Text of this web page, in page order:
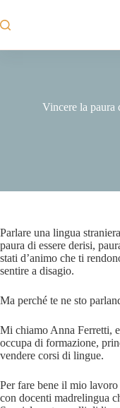
al
contenuto
Vincere la paura
Parlare una lingua
paura di essere derisi,
stati d’animo che ti
sentire a disagio.
Ma perché te ne sto
Mi chiamo Anna Ferretti,
occupa di formazione,
vendere corsi di lingue.
Per fare bene il mio
con docenti madrelingua